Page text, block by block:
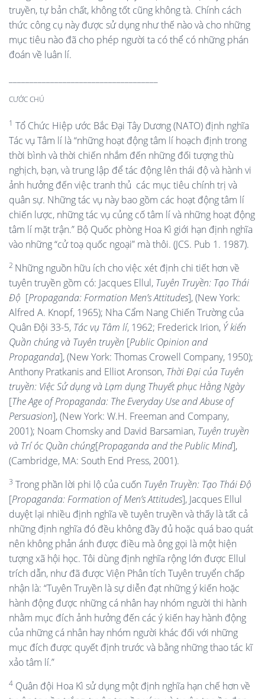
truyền, tự bản chất, không tốt cũng không tà. Chính cách
thức công cụ này được sử dụng như thế nào và cho những
mục tiêu nào đã cho phép người ta có thể có những phán
đoán về luân lí.
CƯỚC CHÚ
1 Tổ Chức Hiệp ước Bắc Đại Tây Dương (NATO) định nghĩa
Tác vụ Tâm lí là “những hoạt động tâm lí hoạch định trong
thời bình và thời chiến nhắm đến những đối tượng thù
nghịch, bạn, và trung lập để tác động lên thái độ và hành vi
ảnh hưởng đến việc tranh thủ các mục tiêu chính trị và
quân sự. Những tác vụ này bao gồm các hoạt động tâm lí
chiến lược, những tác vụ củng cố tâm lí và những hoạt động
tâm lí mặt trận.” Bộ Quốc phòng Hoa Kì giới hạn định nghĩa
vào những “cử toạ quốc ngoại” mà thôi. (JCS. Pub 1. 1987).
2 Những nguồn hữu ích cho việc xét định chi tiết hơn về
tuyên truyền gồm có: Jacques Ellul, Tuyên Truyền: Tạo Thái
Độ [Propaganda: Formation Men’s Attitudes], (New York:
Alfred A. Knopf, 1965); Nha Cẩm Nang Chiến Trường của
Quân Đội 33-5, Tác vụ Tâm lí, 1962; Frederick Irion, Ýkiến
Quần chúng và Tuyên truyền [Public Opinion and
Propaganda], (New York: Thomas Crowell Company, 1950);
Anthony Pratkanis and Elliot Aronson, Thời Đại của Tuyên
truyền: Việc Sửdụng và Lạm dụng Thuyếtphục Hằng Ngày
[The Age of Propaganda: The Everyday Use and Abuse of
Persuasion], (New York: W.H. Freeman and Company,
2001); Noam Chomsky and David Barsamian, Tuyên truyền
và Tríóc Quần chúng[Propaganda and the Public Mind],
(Cambridge, MA: South End Press, 2001).
3 Trong phần lời phi lộ của cuốn Tuyên Truyền: Tạo Thái Độ
[Propaganda: Formation of Men’s Attitudes], Jacques Ellul
duyệt lại nhiều định nghĩa về tuyên truyền và thấy là tất cả
những định nghĩa đó đều không đầy đủ hoặc quá bao quát
nên không phản ánh được điều mà ông gọi là một hiện
tượng xã hội học. Tôi dùng định nghĩa rộng lớn được Ellul
trích dẫn, như đã được Viện Phân tích Tuyên truyển chấp
nhận là: “Tuyên Truyền là sự diễn đạt những ý kiến hoặc
hành động được những cá nhân hay nhóm người thi hành
nhằm mục đích ảnh hưởng đến các ý kiến hay hành động
của những cá nhân hay nhóm người khác đối với những
mục đích được quyết định trước và bằng những thao tác kĩ
xảo tâm lí.”
4 Quân đội Hoa Kì sử dụng một định nghĩa hạn chế hơn về